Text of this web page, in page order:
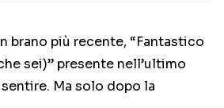
brano più recente, “Fantastico
sei)” presente nell’ultimo
Ma solo dopo la